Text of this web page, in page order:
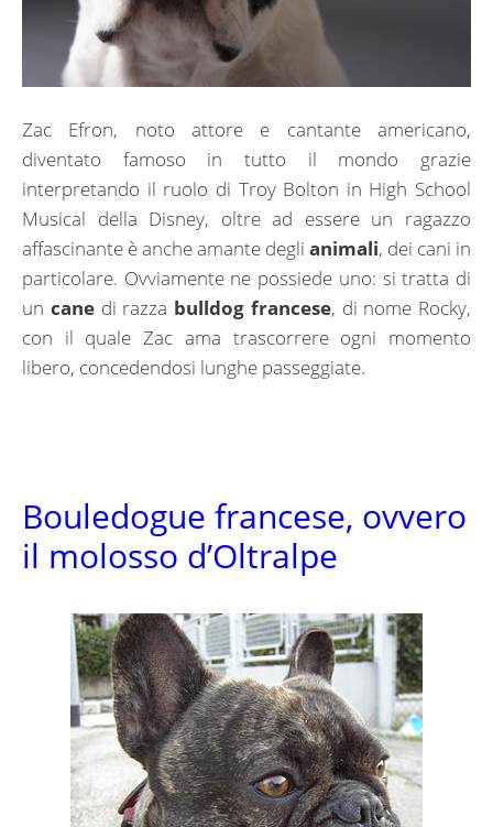
Zac Efron, noto attore e cantante americano,
diventato famoso in tutto il mondo grazie
interpretando il ruolo di Troy Bolton in High School
Musical della Disney, oltre ad essere un ragazzo
affascinante è anche amante degli animali, dei cani in
particolare. Ovviamente ne possiede uno: si tratta di
un canedi razza bulldog francese, di nome Rocky,
con il quale Zac ama trascorrere ogni momento
libero, concedendosi lunghe passeggiate.
Bouledogue francese, ovvero
il molosso d’Oltralpe